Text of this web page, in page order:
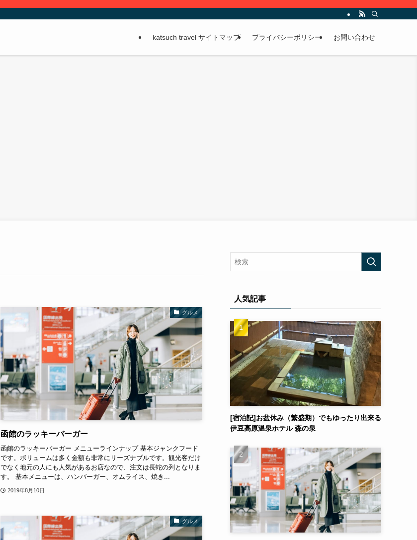
katsuch travel サイトマップ プライバシーポリシー お問い合わせ
グルメ
函館のラッキーバーガー
函館のラッキーバーガー メニューラインナップ 基本ジャンクフード
です。ボリュームは多く金額も非常にリーズナブルです。観光客だけ
でなく地元の人にも人気があるお店なので、注文は長蛇の列となりま
す。 基本メニューは、ハンバーガー、オムライス、焼き...
2019年8月10日
グルメ
人気記事
[宿泊記]お盆休み（繁盛期）でもゆったり出来る
伊豆高原温泉ホテル 森の泉